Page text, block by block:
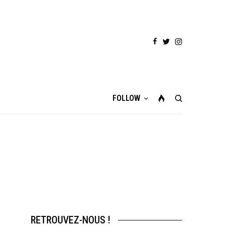
FOLLOW
RETROUVEZ-NOUS !